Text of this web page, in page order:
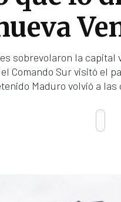
sobrevolaron la capital
Comando Sur visitó el
Maduro volvió a